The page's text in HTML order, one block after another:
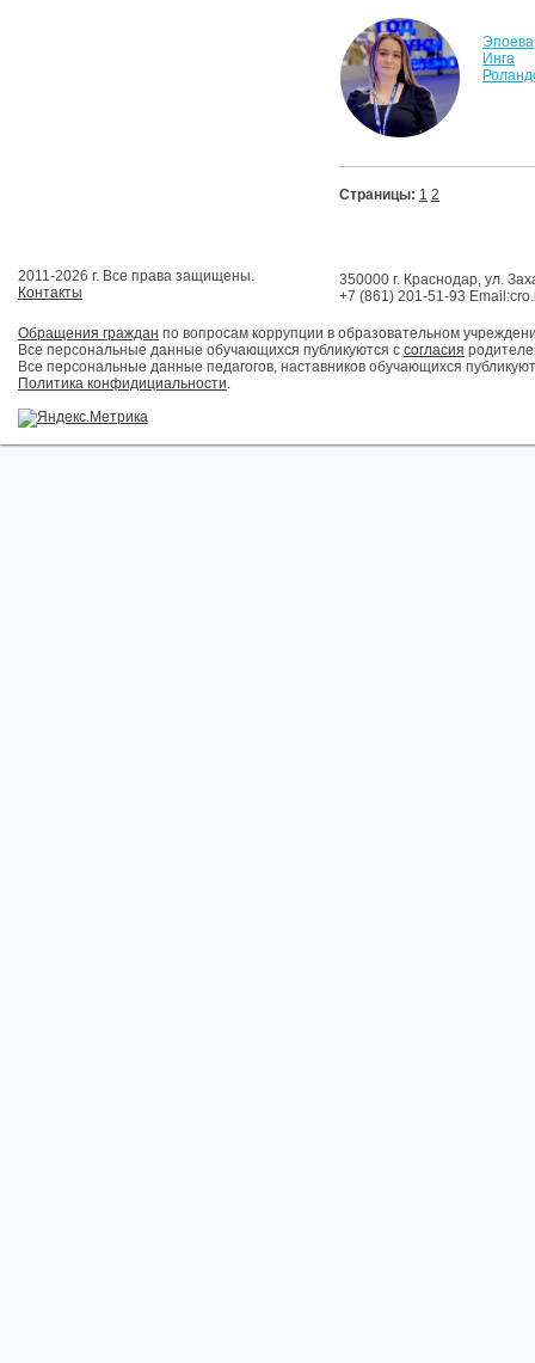
Эпоева
Инга
Страницы: 1 2
2011-2026 г. Все права защищены.
Контакты
350000 г. Краснодар, ул.
+7 (861) 201-51-93
Обращения граждан по вопросам коррупции в образовательном
Все персональные данные обучающихся публикуются с согласия
Все персональные данные педагогов, наставников обучающихся
Политика конфидициальности.